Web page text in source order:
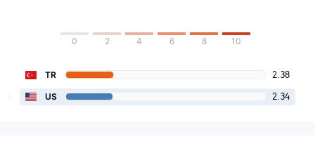
0 2 4 6 8 10
TR 2.38
US 2.34